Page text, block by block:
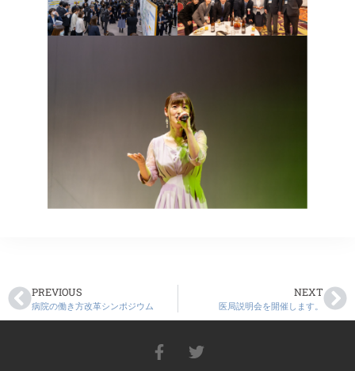
PREVIOUS
病院の働き方改革シンポジウム
NEXT
医局説明会を開催します。